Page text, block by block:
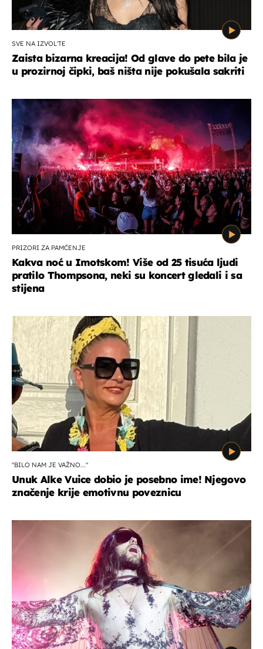
SVE NA IZVOL'TE
Zaista bizarna kreacija! Od glave do pete bila je
u prozirnoj čipki, baš ništa nije pokušala sakriti
PRIZORI ZA PAMĆENJE
Kakva noć u Imotskom! Više od 25 tisuća ljudi
pratilo Thompsona, neki su koncert gledali i sa
stijena
"BILO NAM JE VAŽNO..."
Unuk Alke Vuice dobio je posebno ime! Njegovo
značenje krije emotivnu poveznicu